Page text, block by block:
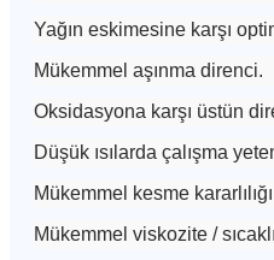
Yağın eskimesine karşı
Mükemmel aşınma direnci.
Oksidasyona karşı üstün
Düşük ısılarda çalışma
Mükemmel kesme
Mükemmel viskozite /